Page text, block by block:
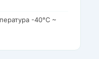
-40°C ~